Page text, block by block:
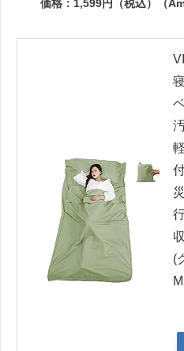
価格：1,599円（税込）（
(